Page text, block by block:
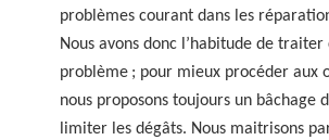
problèmes courant dans les
Nous avons donc l’habitude de
problème ; pour mieux procéder aux
nous proposons toujours un bâchage
limiter les dégâts. Nous maitrisons